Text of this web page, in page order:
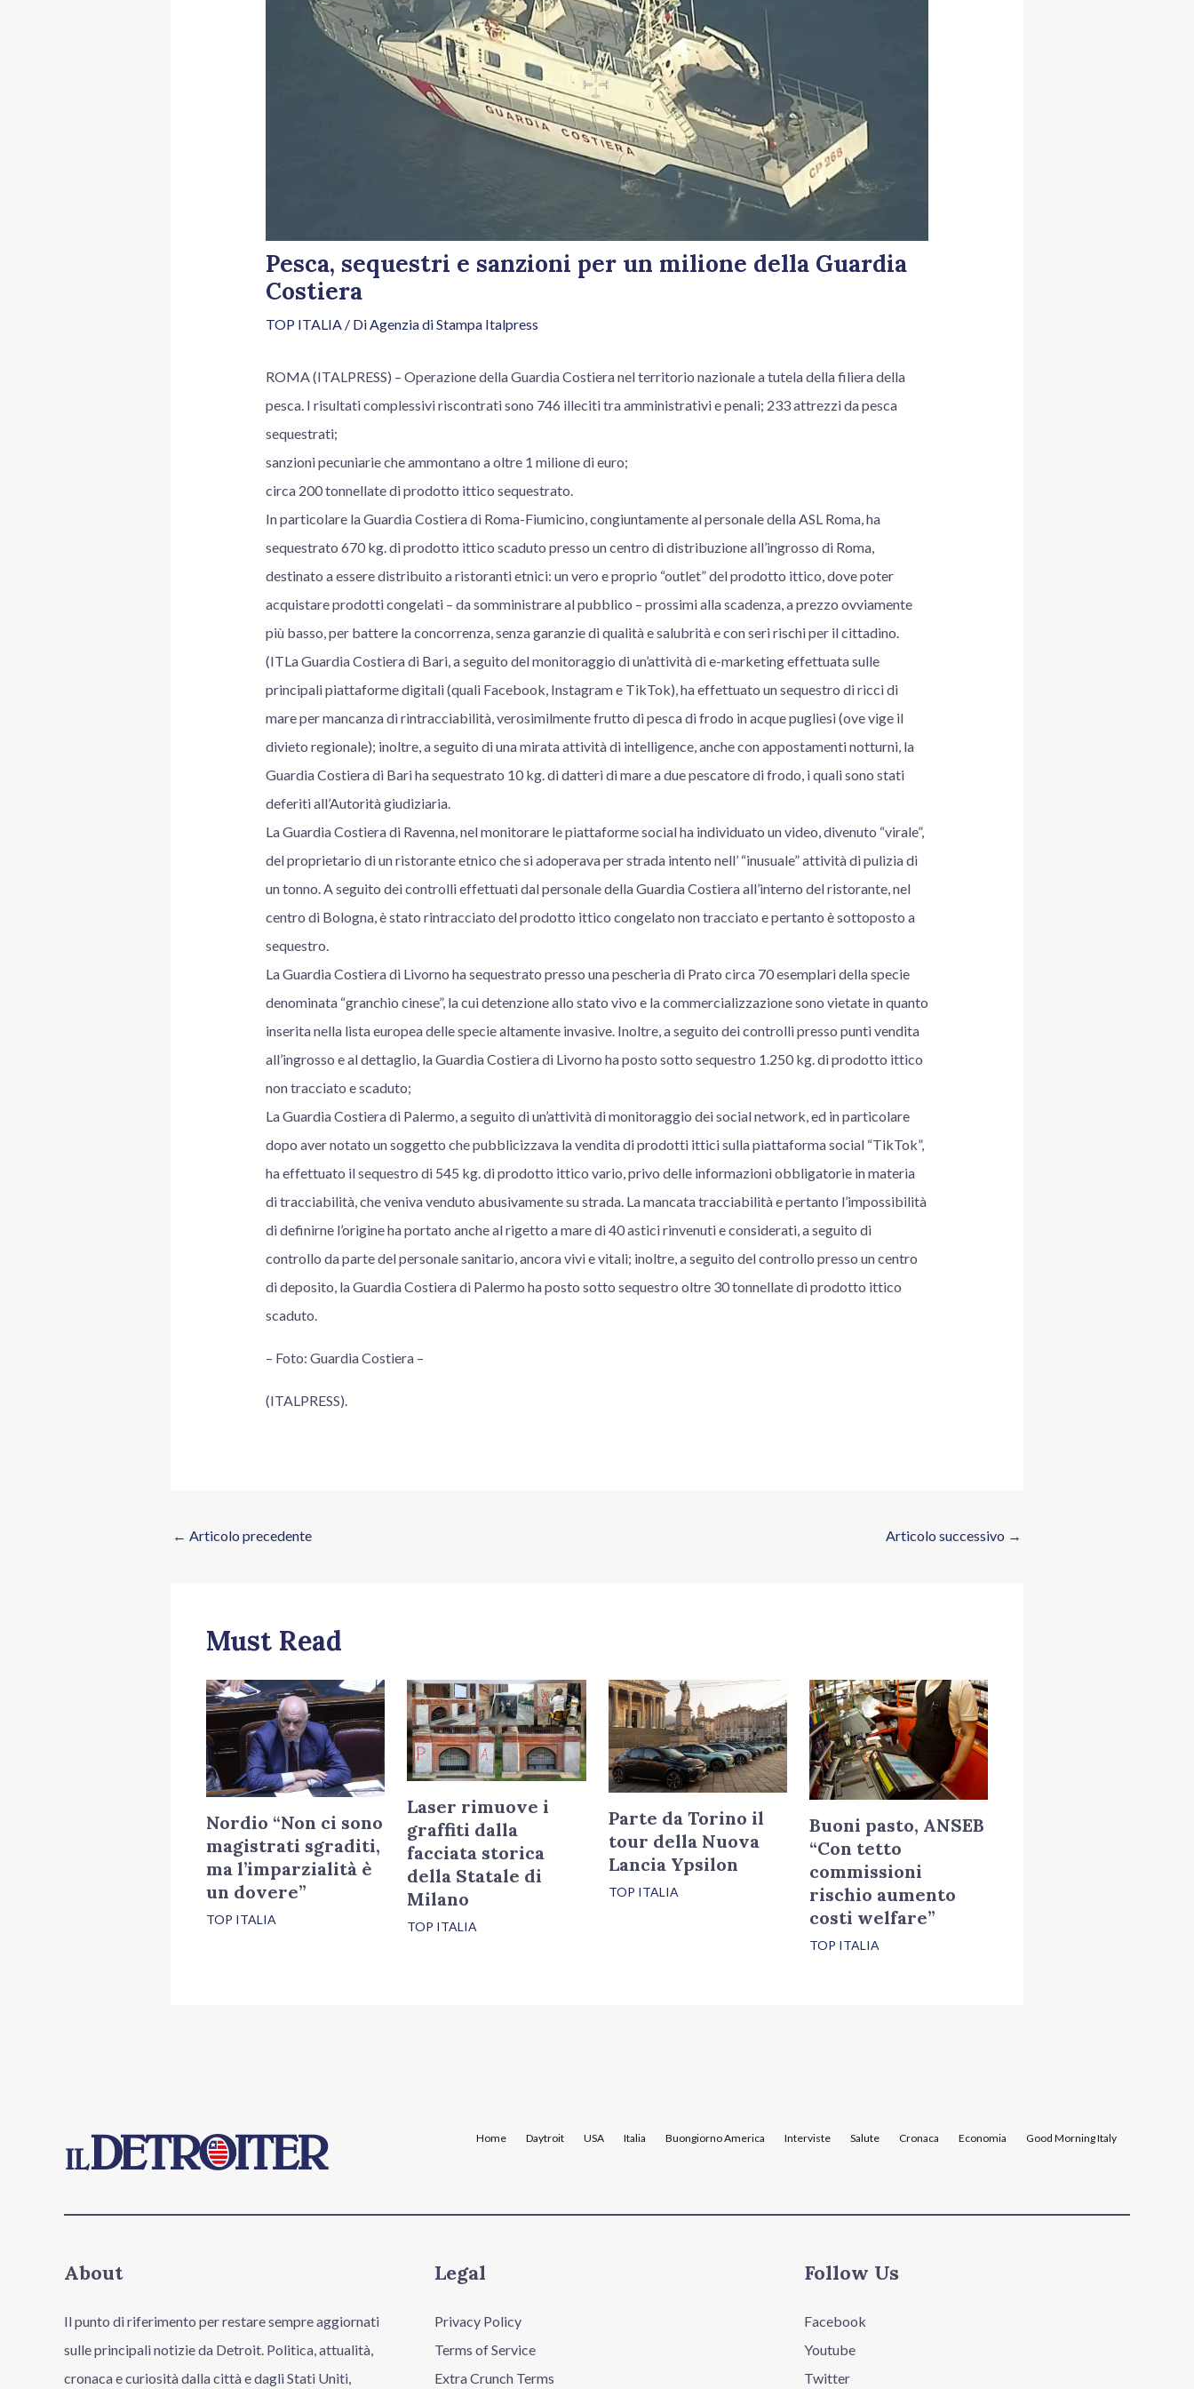
Pesca, sequestri e sanzioni per un milione della Guardia
Costiera
TOP ITALIA / Di Agenzia di Stampa Italpress
ROMA (ITALPRESS) – Operazione della Guardia Costiera nel territorio nazionale a tutela della filiera della
pesca. I risultati complessivi riscontrati sono 746 illeciti tra amministrativi e penali; 233 attrezzi da pesca
sequestrati;
sanzioni pecuniarie che ammontano a oltre 1 milione di euro;
circa 200 tonnellate di prodotto ittico sequestrato.
In particolare la Guardia Costiera di Roma-Fiumicino, congiuntamente al personale della ASL Roma, ha
sequestrato 670 kg. di prodotto ittico scaduto presso un centro di distribuzione all’ingrosso di Roma,
destinato a essere distribuito a ristoranti etnici: un vero e proprio “outlet” del prodotto ittico, dove poter
acquistare prodotti congelati – da somministrare al pubblico – prossimi alla scadenza, a prezzo ovviamente
più basso, per battere la concorrenza, senza garanzie di qualità e salubrità e con seri rischi per il cittadino.
(ITLa Guardia Costiera di Bari, a seguito del monitoraggio di un’attività di e-marketing effettuata sulle
principali piattaforme digitali (quali Facebook, Instagram e TikTok), ha effettuato un sequestro di ricci di
mare per mancanza di rintracciabilità, verosimilmente frutto di pesca di frodo in acque pugliesi (ove vige il
divieto regionale); inoltre, a seguito di una mirata attività di intelligence, anche con appostamenti notturni, la
Guardia Costiera di Bari ha sequestrato 10 kg. di datteri di mare a due pescatore di frodo, i quali sono stati
deferiti all’Autorità giudiziaria.
La Guardia Costiera di Ravenna, nel monitorare le piattaforme social ha individuato un video, divenuto “virale”,
del proprietario di un ristorante etnico che si adoperava per strada intento nell’ “inusuale” attività di pulizia di
un tonno. A seguito dei controlli effettuati dal personale della Guardia Costiera all’interno del ristorante, nel
centro di Bologna, è stato rintracciato del prodotto ittico congelato non tracciato e pertanto è sottoposto a
sequestro.
La Guardia Costiera di Livorno ha sequestrato presso una pescheria di Prato circa 70 esemplari della specie
denominata “granchio cinese”, la cui detenzione allo stato vivo e la commercializzazione sono vietate in quanto
inserita nella lista europea delle specie altamente invasive. Inoltre, a seguito dei controlli presso punti vendita
all’ingrosso e al dettaglio, la Guardia Costiera di Livorno ha posto sotto sequestro 1.250 kg. di prodotto ittico
non tracciato e scaduto;
La Guardia Costiera di Palermo, a seguito di un’attività di monitoraggio dei social network, ed in particolare
dopo aver notato un soggetto che pubblicizzava la vendita di prodotti ittici sulla piattaforma social “TikTok”,
ha effettuato il sequestro di 545 kg. di prodotto ittico vario, privo delle informazioni obbligatorie in materia
di tracciabilità, che veniva venduto abusivamente su strada. La mancata tracciabilità e pertanto l’impossibilità
di definirne l’origine ha portato anche al rigetto a mare di 40 astici rinvenuti e considerati, a seguito di
controllo da parte del personale sanitario, ancora vivi e vitali; inoltre, a seguito del controllo presso un centro
di deposito, la Guardia Costiera di Palermo ha posto sotto sequestro oltre 30 tonnellate di prodotto ittico
scaduto.
– Foto: Guardia Costiera –
(ITALPRESS).
← Articolo precedente Articolo successivo →
Must Read
Nordio “Non ci sono
magistrati sgraditi,
ma l’imparzialità è
un dovere”
TOP ITALIA
Laser rimuove i
graffiti dalla
facciata storica
della Statale di
Milano
TOP ITALIA
Parte da Torino il
tour della Nuova
Lancia Ypsilon
TOP ITALIA
Buoni pasto, ANSEB
“Con tetto
commissioni
rischio aumento
costi welfare”
TOP ITALIA
Home Daytroit USA Italia Buongiorno America Interviste Salute Cronaca Economia Good Morning Italy
About
Il punto di riferimento per restare sempre aggiornati
sulle principali notizie da Detroit. Politica, attualità,
cronaca e curiosità dalla città e dagli Stati Uniti,
Legal
Privacy Policy
Terms of Service
Extra Crunch Terms
Follow Us
Facebook
Youtube
Twitter